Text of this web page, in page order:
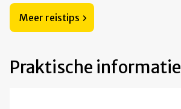
Meer reistips
Praktische informatie